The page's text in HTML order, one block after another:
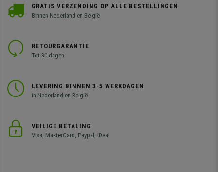
GRATIS VERZENDING OP ALLE BESTELLINGEN
Binnen Nederland en België
RETOURGARANTIE
Tot 30 dagen
LEVERING BINNEN 3-5 WERKDAGEN
in Nederland en België
VEILIGE BETALING
Visa, MasterCard, Paypal, iDeal